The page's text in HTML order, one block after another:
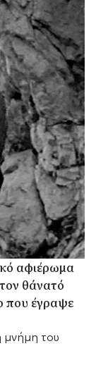
αφιέρωμα
θάνατό
που έγραψε
μνήμη του